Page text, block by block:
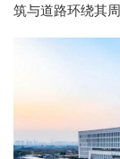
筑与道路环绕其